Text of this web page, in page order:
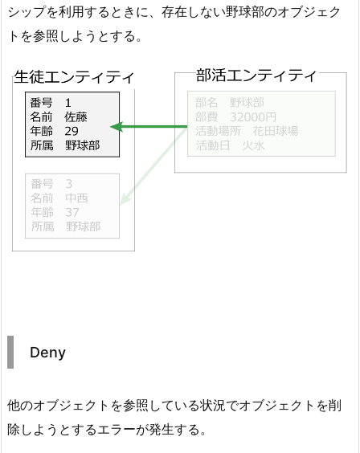
シップを利用するときに、存在しない野球部のオブジェク
トを参照しようとする。
Deny
他のオブジェクトを参照している状況でオブジェクトを削
除しようとするエラーが発生する。